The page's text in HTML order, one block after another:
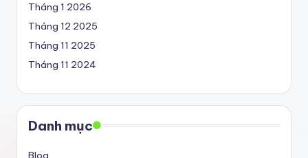
Tháng 1 2026
Tháng 12 2025
Tháng 11 2025
Tháng 11 2024
Danh mục
Blog